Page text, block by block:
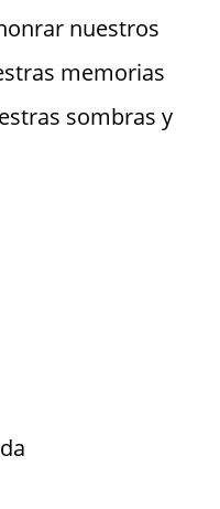
nuestros
memorias
sombras y